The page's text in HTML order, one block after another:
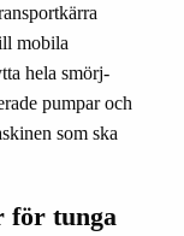
mobila
hela smörj-
pumpar och
som ska
för tunga